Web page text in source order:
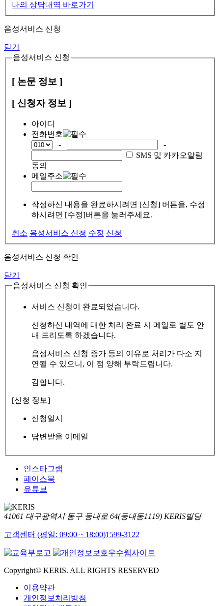
나의 상담내역 바로가기
음성서비스 신청
닫기
음성서비스 신청
[ 논문 정보 ]
[ 신청자 정보 ]
아이디
전화번호
-
-
SMS 및 카카오알림
동의
메일주소
작성하신 내용을 완료하시려면 [신청] 버튼을, 수정
하시려면 [수정]버튼을 눌러주세요.
취소 음성서비스 신청 수정 신청
음성서비스 신청 확인
닫기
음성서비스 신청 확인
서비스 신청이 완료되었습니다.
신청하신 내역에 대한 처리 완료 시 메일로 별도 안
내 드리도록 하겠습니다.
음성서비스 신청 증가 등의 이유로 처리가 다소 지
연될 수 있으니, 이 점 양해 부탁드립니다.
감합니다.
[신청 정보]
신청일시
답변받을 이메일
인스타그램
페이스북
유튜브
41061 대구광역시 동구 동내로 64(동내동1119) KERIS빌딩
고객센터 (평일: 09:00 ~ 18:00)1599-3122
Copyright© KERIS. ALL RIGHTS RESERVED
이용약관
개인정보처리방침